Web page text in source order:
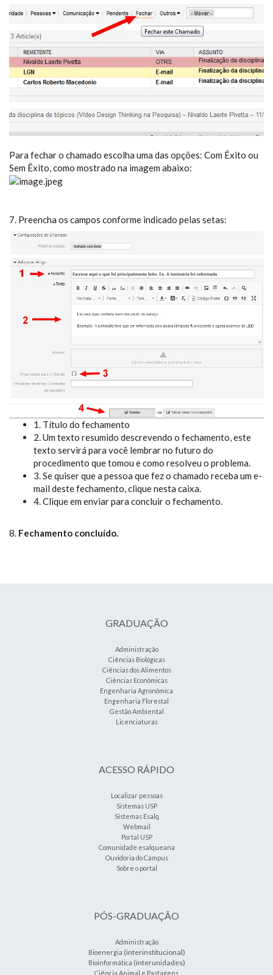
Para fechar o chamado escolha uma das opções: Com Êxito ou
Sem Êxito, como mostrado na imagem abaixo:
7. Preencha os campos conforme indicado pelas setas:
1. Título do fechamento
2. Um texto resumido descrevendo o fechamento, este
texto servirá para você lembrar no futuro do
procedimento que tomou e como resolveu o problema.
3. Se quiser que a pessoa que fez o chamado receba um e-
mail deste fechamento, clique nesta caixa.
4. Clique em enviar para concluir o fechamento.
8. Fechamento concluído.
GRADUAÇÃO
Administração
Ciências Biológicas
Ciências dos Alimentos
Ciências Econômicas
Engenharia Agronômica
Engenharia Florestal
Gestão Ambiental
Licenciaturas
ACESSO RÁPIDO
Localizar pessoas
Sistemas USP
Sistemas Esalq
Webmail
Portal USP
Comunidade esalqueana
Ouvidoria do Campus
Sobre o portal
PÓS-GRADUAÇÃO
Administração
Bioenergia (interinstitucional)
Bioinformática (interunidades)
Ciência Animal e Pastagens